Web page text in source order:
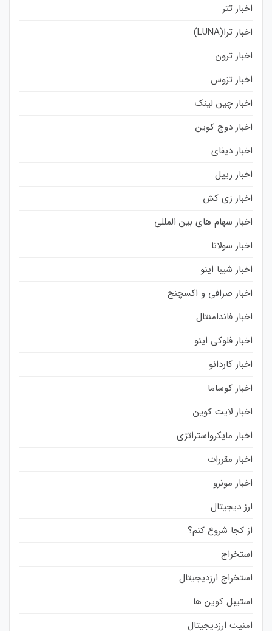
اخبار تتر
اخبار ترا(LUNA)
اخبار ترون
اخبار تزوس
اخبار چین لینک
اخبار دوج کوین
اخبار دیفای
اخبار ریپل
اخبار زی کش
اخبار سهام های بین المللی
اخبار سولانا
اخبار شیبا اینو
اخبار صرافی و اکسچنج
اخبار فاندامنتال
اخبار فلوکی اینو
اخبار کاردانو
اخبار کوساما
اخبار لایت کوین
اخبار مایکرواستراتژی
اخبار مقررات
اخبار مونرو
ارز دیجیتال
از کجا شروع کنم؟
استخراج
استخراج ارزدیجیتال
استیبل کوین ها
امنیت ارزدیجیتال